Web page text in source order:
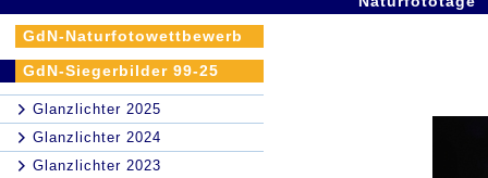
GdN-Naturfotowettbewerb
GdN-Siegerbilder 99-25
Glanzlichter 2025
Glanzlichter 2024
Glanzlichter 2023